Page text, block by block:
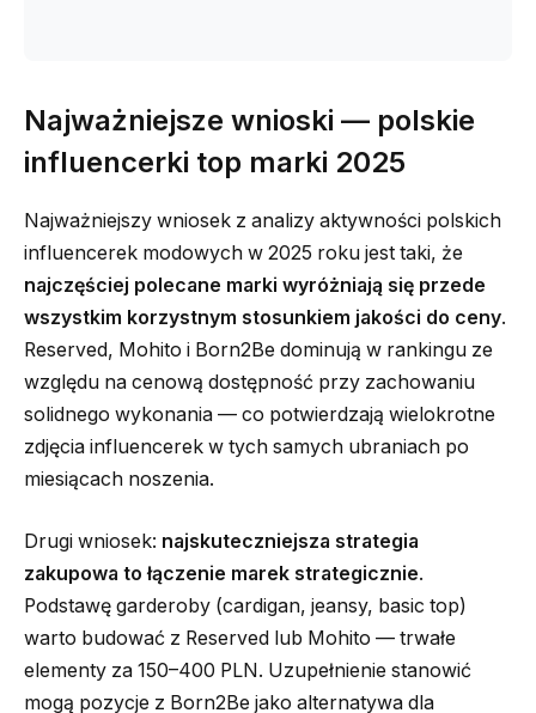
Najważniejsze wnioski — polskie
influencerki top marki 2025
Najważniejszy wniosek z analizy aktywności polskich
influencerek modowych w 2025 roku jest taki, że
najczęściej polecane marki wyróżniają się przede
wszystkim korzystnym stosunkiem jakości do ceny.
Reserved, Mohito i Born2Be dominują w rankingu ze
względu na cenową dostępność przy zachowaniu
solidnego wykonania — co potwierdzają wielokrotne
zdjęcia influencerek w tych samych ubraniach po
miesiącach noszenia.
Drugi wniosek: najskuteczniejsza strategia
zakupowa to łączenie marek strategicznie.
Podstawę garderoby (cardigan, jeansy, basic top)
warto budować z Reserved lub Mohito — trwałe
elementy za 150–400 PLN. Uzupełnienie stanowić
mogą pozycje z Born2Be jako alternatywa dla